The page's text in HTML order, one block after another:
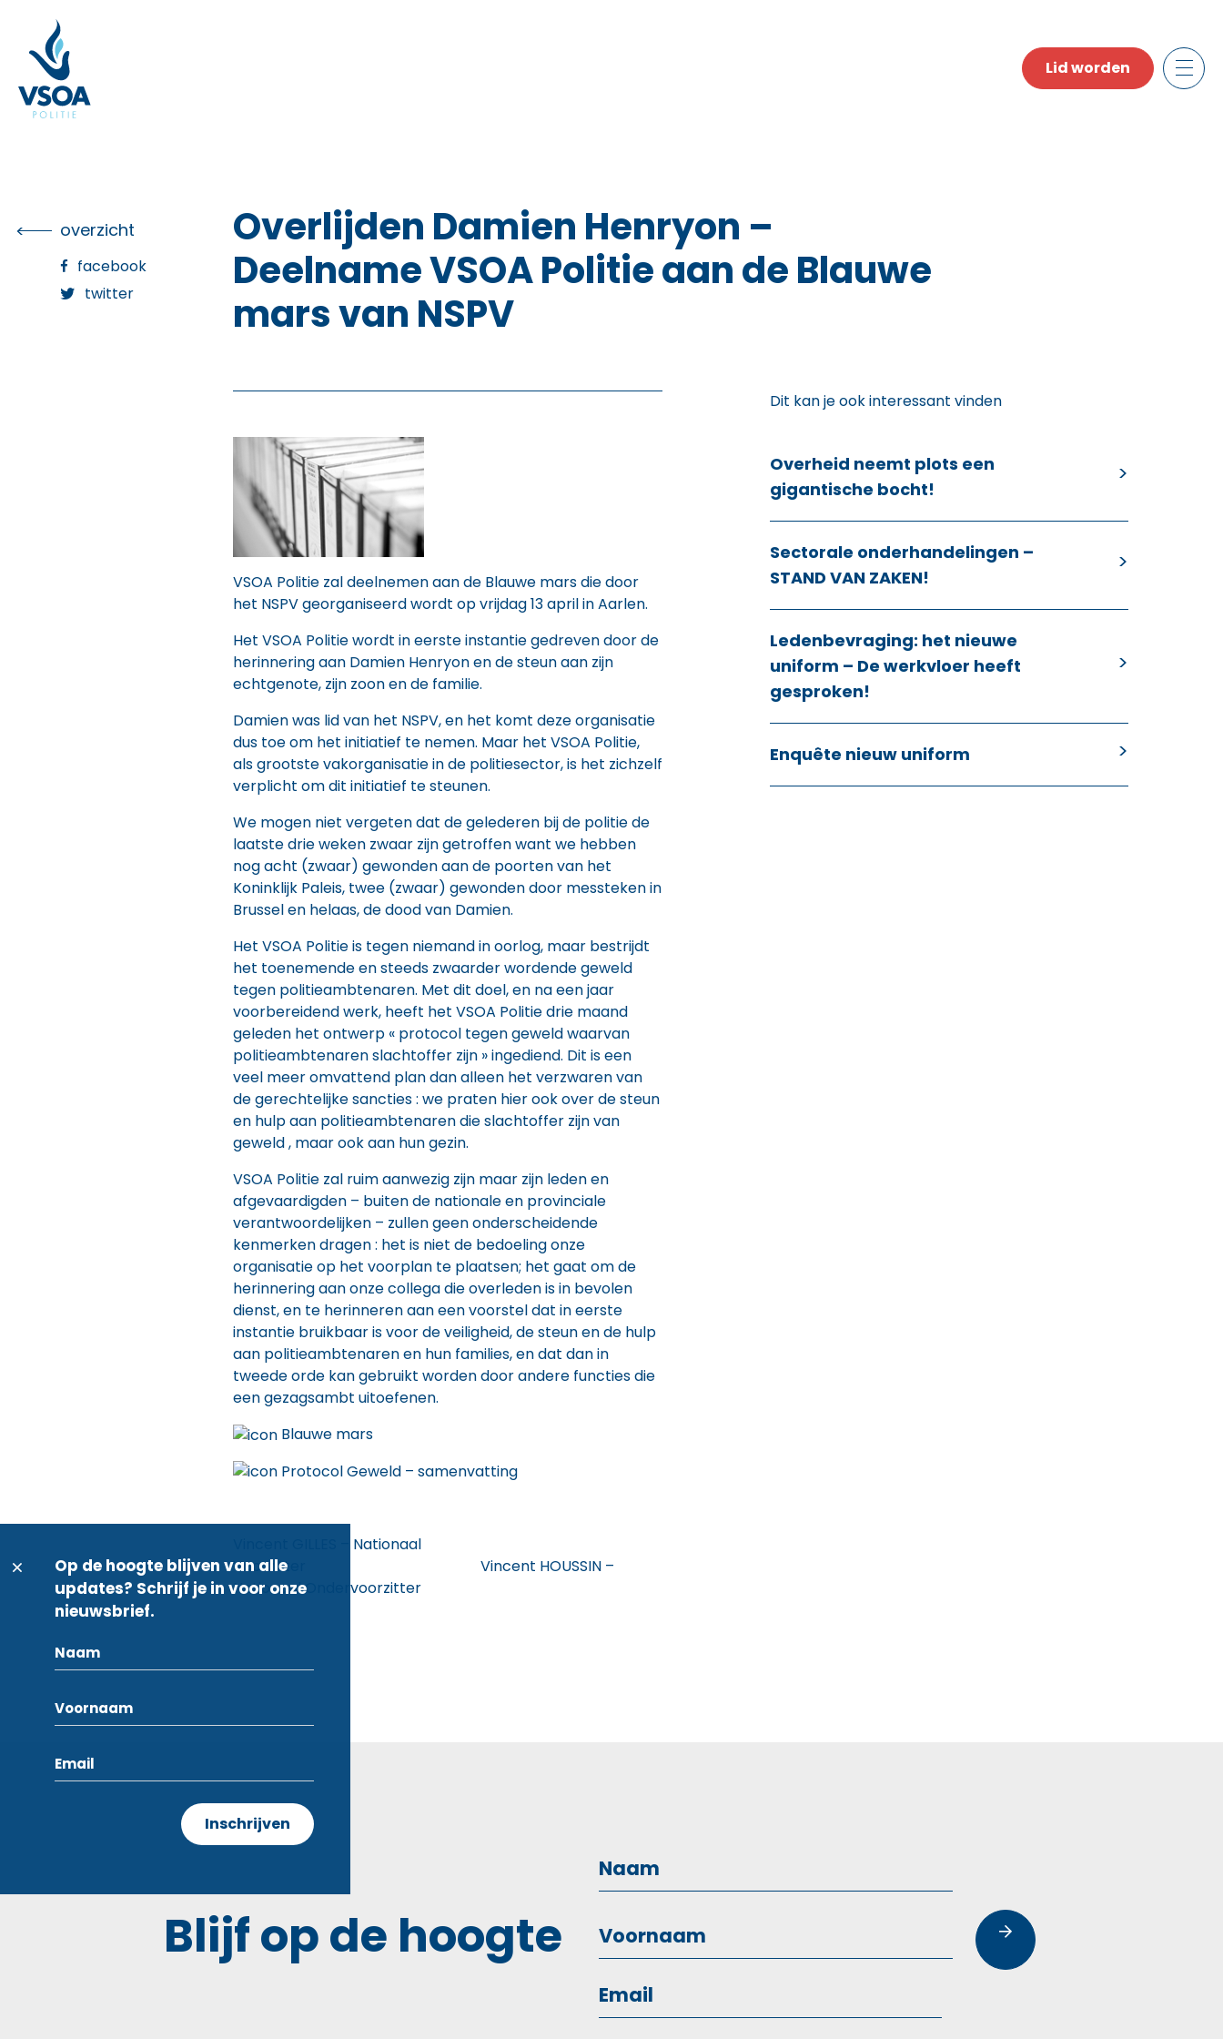
content
Lid worden
overzicht
facebook
twitter
Overlijden Damien Henryon –
Deelname VSOA Politie aan de Blauwe
mars van NSPV
VSOA Politie zal deelnemen aan de Blauwe mars die door
het NSPV georganiseerd wordt op vrijdag 13 april in Aarlen.
Het VSOA Politie wordt in eerste instantie gedreven door de
herinnering aan Damien Henryon en de steun aan zijn
echtgenote, zijn zoon en de familie.
Damien was lid van het NSPV, en het komt deze organisatie
dus toe om het initiatief te nemen. Maar het VSOA Politie,
als grootste vakorganisatie in de politiesector, is het zichzelf
verplicht om dit initiatief te steunen.
We mogen niet vergeten dat de gelederen bij de politie de
laatste drie weken zwaar zijn getroffen want we hebben
nog acht (zwaar) gewonden aan de poorten van het
Koninklijk Paleis, twee (zwaar) gewonden door messteken in
Brussel en helaas, de dood van Damien.
Het VSOA Politie is tegen niemand in oorlog, maar bestrijdt
het toenemende en steeds zwaarder wordende geweld
tegen politieambtenaren. Met dit doel, en na een jaar
voorbereidend werk, heeft het VSOA Politie drie maand
geleden het ontwerp « protocol tegen geweld waarvan
politieambtenaren slachtoffer zijn » ingediend. Dit is een
veel meer omvattend plan dan alleen het verzwaren van
de gerechtelijke sancties : we praten hier ook over de steun
en hulp aan politieambtenaren die slachtoffer zijn van
geweld , maar ook aan hun gezin.
VSOA Politie zal ruim aanwezig zijn maar zijn leden en
afgevaardigden – buiten de nationale en provinciale
verantwoordelijken – zullen geen onderscheidende
kenmerken dragen : het is niet de bedoeling onze
organisatie op het voorplan te plaatsen; het gaat om de
herinnering aan onze collega die overleden is in bevolen
dienst, en te herinneren aan een voorstel dat in eerste
instantie bruikbaar is voor de veiligheid, de steun en de hulp
aan politieambtenaren en hun families, en dat dan in
tweede orde kan gebruikt worden door andere functies die
een gezagsambt uitoefenen.
Blauwe mars
Protocol Geweld – samenvatting
Vincent GILLES – Nationaal
Voorzitter Vincent HOUSSIN –
Nationaal Ondervoorzitter
Dit kan je ook interessant vinden
Overheid neemt plots een
gigantische bocht!
Sectorale onderhandelingen –
STAND VAN ZAKEN!
Ledenbevraging: het nieuwe
uniform – De werkvloer heeft
gesproken!
Enquête nieuw uniform
Blijf op de hoogte
Op de hoogte blijven van alle
updates? Schrijf je in voor onze
nieuwsbrief.